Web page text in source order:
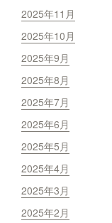
2025年11月
2025年10月
2025年9月
2025年8月
2025年7月
2025年6月
2025年5月
2025年4月
2025年3月
2025年2月